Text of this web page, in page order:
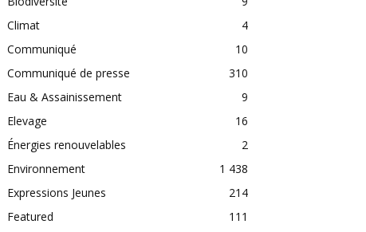
Climat
4
Communiqué
10
Communiqué de presse
310
Eau & Assainissement
9
Elevage
16
Énergies renouvelables
2
Environnement
1 438
Expressions Jeunes
214
Featured
111